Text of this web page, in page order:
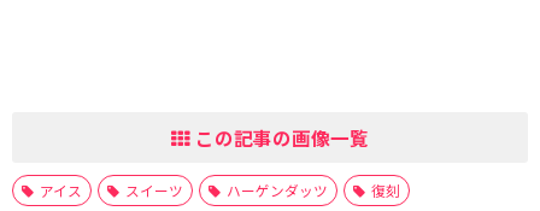
この記事の画像一覧
アイス スイーツ ハーゲンダッツ 復刻